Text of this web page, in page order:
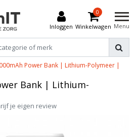
Inloggen
0
Winkelwagen Menu
Power Bank | Lithium-Polymeer |
Bank | Lithium-
je eigen review